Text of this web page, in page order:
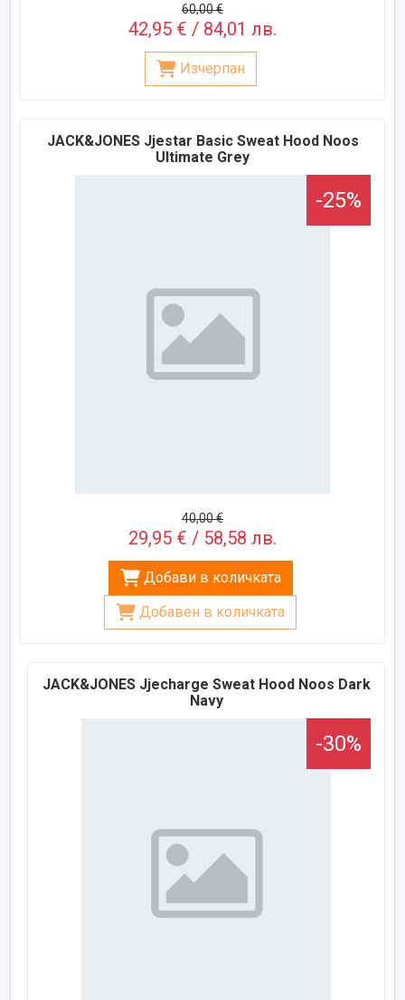
60,00 €
42,95 € / 84,01 лв.
Изчерпан
JACK&JONES Jjestar Basic Sweat Hood Noos
Ultimate Grey
-25%
40,00 €
29,95 € / 58,58 лв.
Добави в количката
Добавен в количката
JACK&JONES Jjecharge Sweat Hood Noos Dark
Navy
-30%